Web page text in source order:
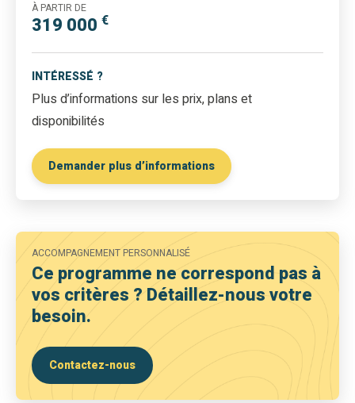
À PARTIR DE
319 000 €
INTÉRESSÉ ?
Plus d’informations sur les prix, plans et
disponibilités
Demander plus d’informations
ACCOMPAGNEMENT PERSONNALISÉ
Ce programme ne correspond pas à
vos critères ? Détaillez-nous votre
besoin.
Contactez-nous